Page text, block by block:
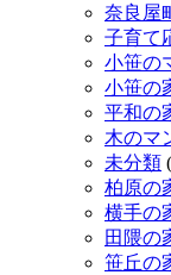
奈良屋
子育て
小笹の
小笹の
平和の
木のマ
未分類
柏原の
横手の
田隈の
笹丘の